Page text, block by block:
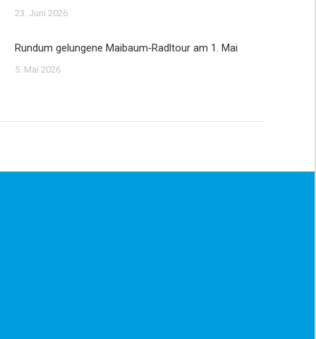
23. Juni 2026
Rundum gelungene Maibaum‑Radltour am 1. Mai
5. Mai 2026